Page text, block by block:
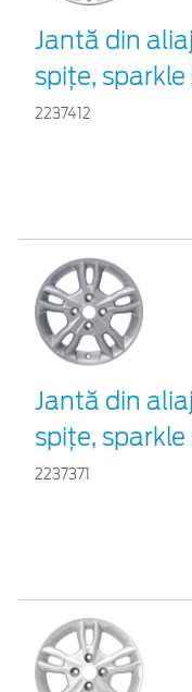
Jantă din
spiţe, sparkle
2237412
Jantă din
spiţe, sparkle
2237371